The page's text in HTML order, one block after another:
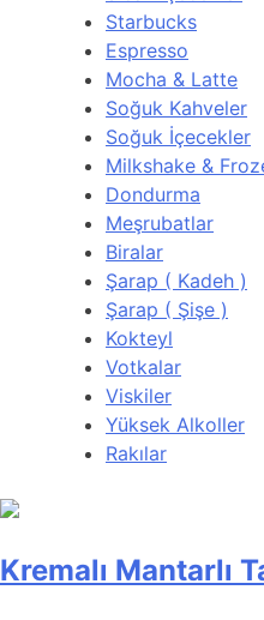
Starbucks
Espresso
Mocha & Latte
Soğuk Kahveler
Soğuk İçecekler
Milkshake &
Dondurma
Meşrubatlar
Biralar
Şarap ( Kadeh )
Şarap ( Şişe )
Kokteyl
Votkalar
Viskiler
Yüksek Alkoller
Rakılar
Kremalı Mantarlı